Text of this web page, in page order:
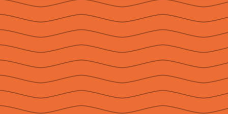
Don Egidio Viganò
Don Juan E. Vecchi
Don Pasqual V. Chavez
Don Ángel F. Artime
Don Fabio Attard
Social
Seguici su Facebook